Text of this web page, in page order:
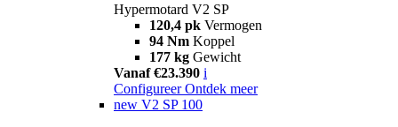
Hypermotard V2 SP
120,4 pk Vermogen
94 Nm Koppel
177 kg Gewicht
Vanaf €23.390 i
Configureer Ontdek meer
new V2 SP 100